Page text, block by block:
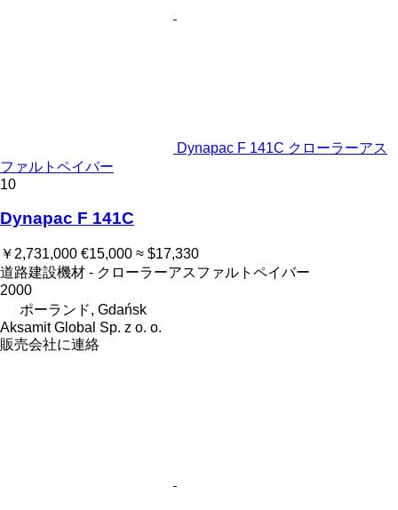
Dynapac F 141C クローラーアス
ファルトペイバー
10
Dynapac F 141C
￥2,731,000 €15,000 ≈ $17,330
道路建設機材 - クローラーアスファルトペイバー
2000
ポーランド, Gdańsk
Aksamit Global Sp. z o. o.
販売会社に連絡